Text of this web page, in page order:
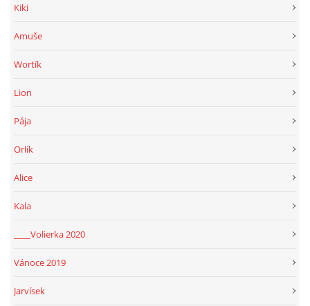
Kiki
Amuše
Wortík
Lion
Pája
Orlík
Alice
Kala
____Volierka 2020
Vánoce 2019
Jarvísek